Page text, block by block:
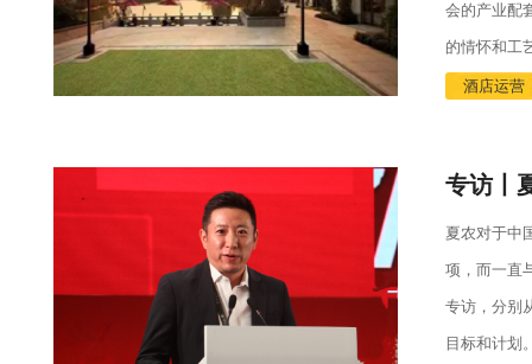
会的产业配
的情怀和工
酒店运营
夏农对于中
项，而一直
专访，分别
目标和计划